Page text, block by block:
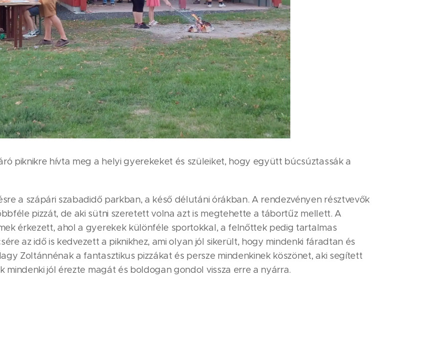
piknikre hívta meg a helyi gyerekeket és szüleiket, hogy együtt búcsúztassák a
a szápári szabadidő parkban, a késő délutáni órákban. A rendezvényen résztvevők
pizzát, de aki sütni szeretett volna azt is megtehette a tábortűz mellett. A
érkezett, ahol a gyerekek különféle sportokkal, a felnőttek pedig tartalmas
az idő is kedvezett a piknikhez, ami olyan jól sikerült, hogy mindenki fáradtan és
Zoltánnénak a fantasztikus pizzákat és persze mindenkinek köszönet, aki segített
mindenki jól érezte magát és boldogan gondol vissza erre a nyárra.